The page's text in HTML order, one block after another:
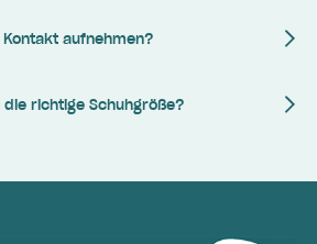
aufnehmen?
richtige Schuhgröße?